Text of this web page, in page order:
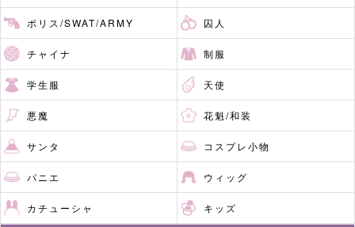
ポリス/SWAT/ARMY 囚人
チャイナ 制服
学生服 天使
悪魔 花魁/和装
サンタ コスプレ小物
パニエ ウィッグ
カチューシャ キッズ